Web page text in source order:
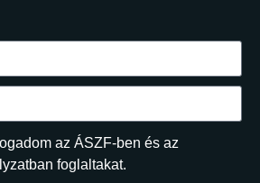
az ÁSZF-ben és az
foglaltakat.